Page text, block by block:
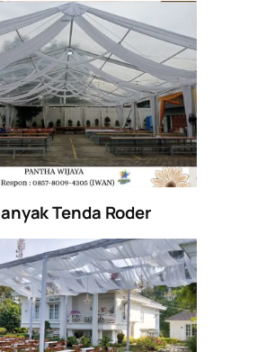
Tenda Roder